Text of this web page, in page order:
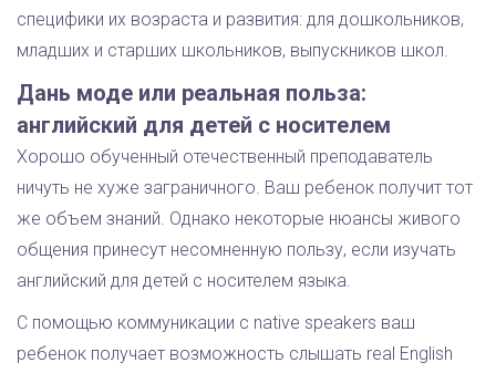
специфики их возраста и развития: для дошкольников,
младших и старших школьников, выпускников школ.
Дань моде или реальная польза:
английский для детей с носителем
Хорошо обученный отечественный преподаватель
ничуть не хуже заграничного. Ваш ребенок получит тот
же объем знаний. Однако некоторые нюансы живого
общения принесут несомненную пользу, если изучать
английский для детей с носителем языка.
С помощью коммуникации с native speakers ваш
ребенок получает возможность слышать real English